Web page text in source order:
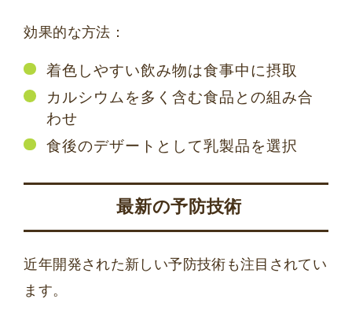
効果的な方法：
着色しやすい飲み物は食事中に摂取
カルシウムを多く含む食品との組み合
わせ
食後のデザートとして乳製品を選択
最新の予防技術
近年開発された新しい予防技術も注目されてい
ます。